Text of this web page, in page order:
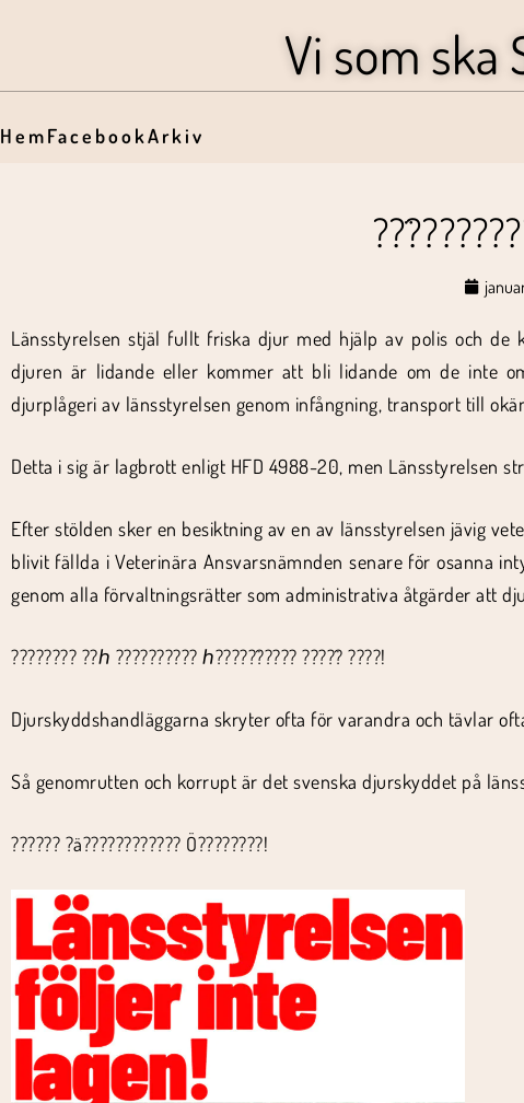
Vi som ska
HemFacebookArkiv
Länsstyrelsen stjäl fullt friska djur med hjälp av polis och de
djuren är lidande eller kommer att bli lidande om de inte
djurplågeri av länsstyrelsen genom infångning, transport till
Detta i sig är lagbrott enligt HFD 4988-20, men Länsstyrelsen
Efter stölden sker en besiktning av en av länsstyrelsen jävig
blivit fällda i Veterinära Ansvarsnämnden senare för osanna
genom alla förvaltningsrätter som administrativa åtgärder att
???????? ??ℎ ?????????? ℎ?????̈????? ????̈? ????!
Djurskyddshandläggarna skryter ofta för varandra och tävlar
Så genomrutten och korrupt är det svenska djurskyddet på
?????? ?ä???????????? Ö????????!